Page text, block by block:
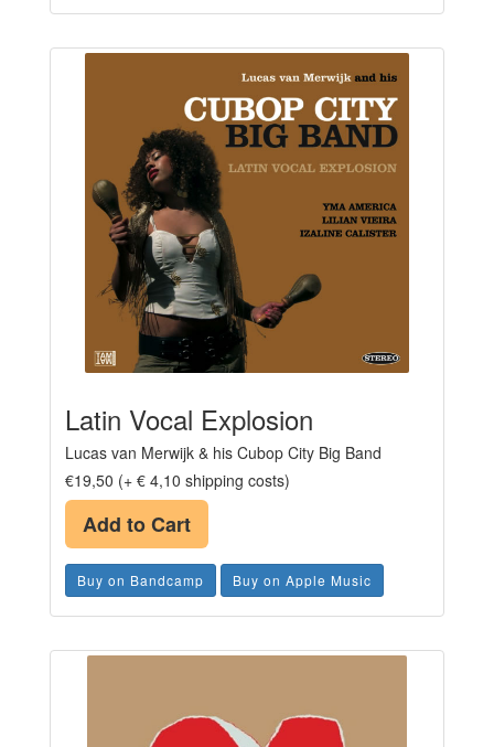
Latin Vocal Explosion
Lucas van Merwijk & his Cubop City Big Band
€19,50 (+ € 4,10 shipping costs)
Add to Cart
Buy on Bandcamp Buy on Apple Music